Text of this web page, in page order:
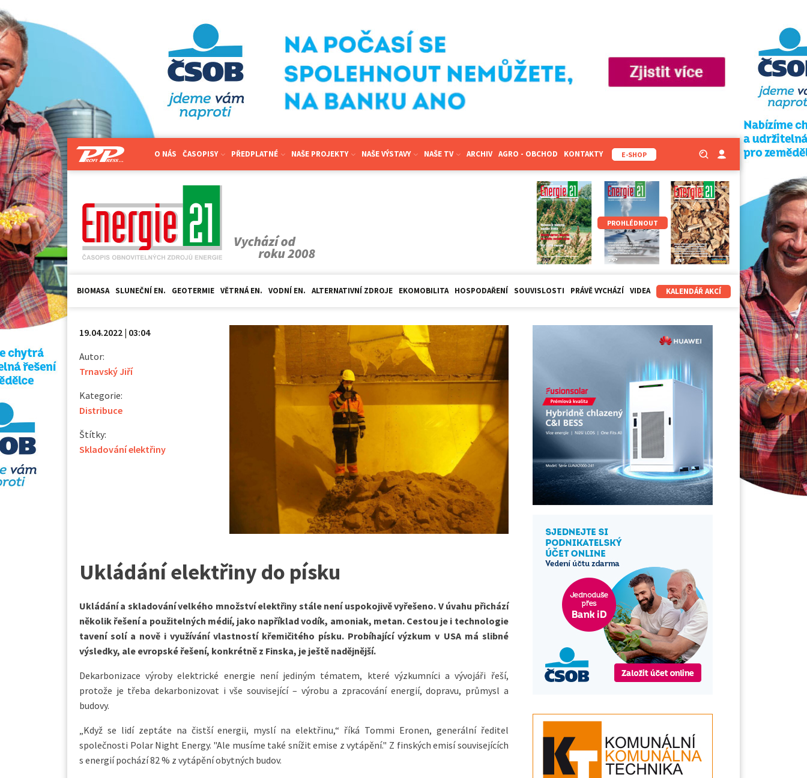
O NÁS ČASOPISY PŘEDPLATNÉ NAŠE PROJEKTY NAŠE VÝSTAVY NAŠE TV ARCHIV AGRO - OBCHOD KONTAKTY E-SHOP
PROHLÉDNOUT
BIOMASA SLUNEČNÍ EN. GEOTERMIE VĚTRNÁ EN. VODNÍ EN. ALTERNATIVNÍ ZDROJE EKOMOBILITA HOSPODAŘENÍ SOUVISLOSTI PRÁVĚ VYCHÁZÍ VIDEA KALENDÁŘ AKCÍ
19.04.2022 | 03:04
Autor:
Trnavský Jiří
Kategorie:
Distribuce
Štítky:
Skladování elektřiny
Ukládání elektřiny do písku
Ukládání a skladování velkého množství elektřiny stále není uspokojivě vyřešeno. V úvahu přichází
několik řešení a použitelných médií, jako například vodík, amoniak, metan. Cestou je i technologie
tavení solí a nově i využívání vlastností křemičitého písku. Probíhající výzkum v USA má slibné
výsledky, ale evropské řešení, konkrétně z Finska, je ještě nadějnější.
Dekarbonizace výroby elektrické energie není jediným tématem, které výzkumníci a vývojáři řeší,
protože je třeba dekarbonizovat i vše související – výrobu a zpracování energií, dopravu, průmysl a
budovy.
„Když se lidí zeptáte na čistší energii, myslí na elektřinu,“ říká Tommi Eronen, generální ředitel
společnosti Polar Night Energy. "Ale musíme také snížit emise z vytápění." Z finských emisí souvisejících
s energií pochází 82 % z vytápění obytných budov.